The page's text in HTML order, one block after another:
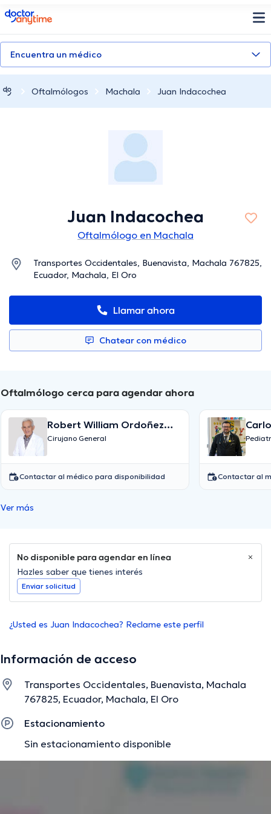
doctoranytime
Encuentra un médico
Oftalmólogos Machala Juan Indacochea
Juan Indacochea
Oftalmólogo en Machala
Transportes Occidentales, Buenavista, Machala 767825,
Ecuador, Machala, El Oro
Llamar ahora
Chatear con médico
Oftalmólogo cerca para agendar ahora
Robert William Ordoñez
Samaniego
Cirujano General
Contactar al médico para disponibilidad Contactar al
Ver más
No disponible para agendar en línea
Hazles saber que tienes interés
Enviar solicitud
¿Usted es Juan Indacochea? Reclame este perfil
Información de acceso
Transportes Occidentales, Buenavista, Machala
767825, Ecuador, Machala, El Oro
Estacionamiento
Sin estacionamiento disponible